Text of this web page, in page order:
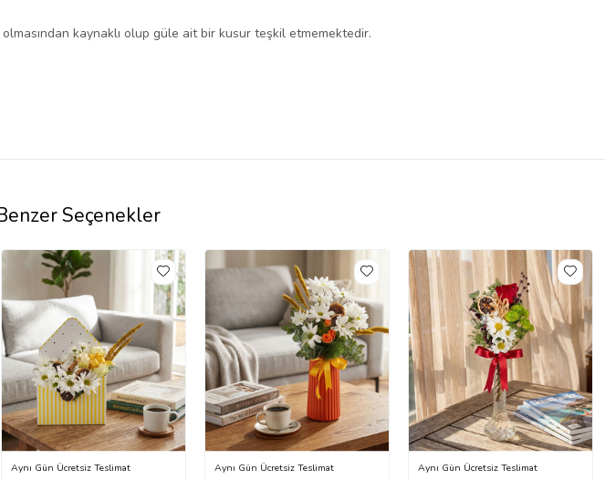
kaynaklı olup güle ait bir kusur teşkil etmemektedir.
Seçenekler
Aynı Gün Ücretsiz Teslimat Aynı Gün Ücretsiz Teslimat Aynı Gün Ücretsiz Teslimat